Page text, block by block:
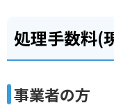
処理手数料(
事業者の方